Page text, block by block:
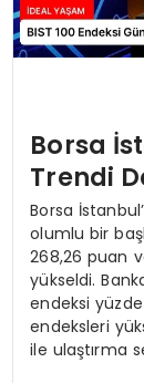
Borsa
Trendi
Borsa
olumlu bir
268,26 puan
yükseldi.
endeksi
endeksleri
ile ulaştırma